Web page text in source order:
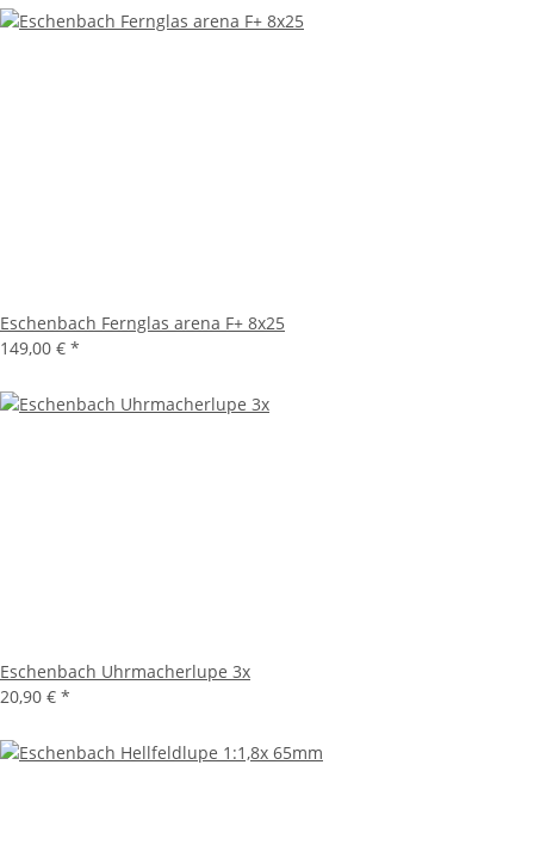
Eschenbach Fernglas arena F+ 8x25
149,00 € *
Eschenbach Uhrmacherlupe 3x
20,90 € *